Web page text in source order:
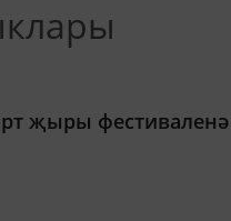
җыры фестиваленә